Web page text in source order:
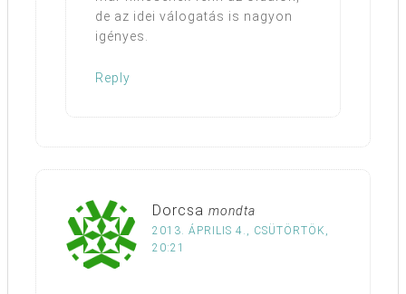
de az idei válogatás is nagyon
igényes.
Reply
Dorcsa mondta
2013. ÁPRILIS 4., CSÜTÖRTÖK,
20:21